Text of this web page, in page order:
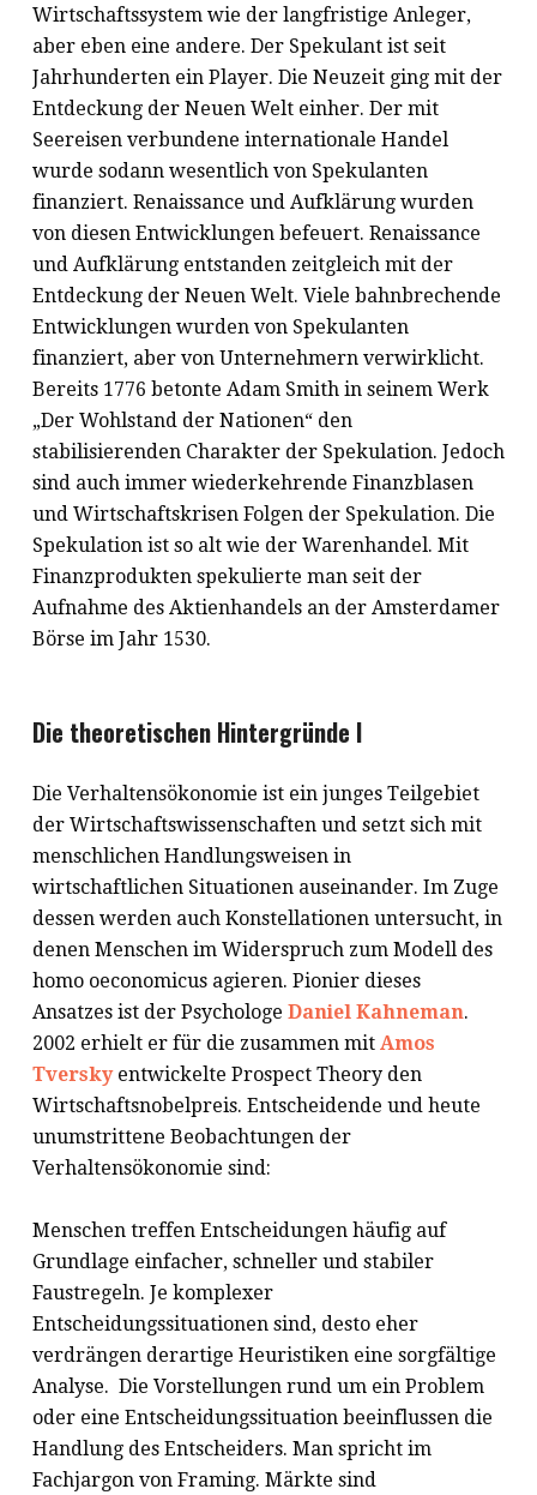
Wirtschaftssystem wie der langfristige Anleger,
aber eben eine andere. Der Spekulant ist seit
Jahrhunderten ein Player. Die Neuzeit ging mit der
Entdeckung der Neuen Welt einher. Der mit
Seereisen verbundene internationale Handel
wurde sodann wesentlich von Spekulanten
finanziert. Renaissance und Aufklärung wurden
von diesen Entwicklungen befeuert. Renaissance
und Aufklärung entstanden zeitgleich mit der
Entdeckung der Neuen Welt. Viele bahnbrechende
Entwicklungen wurden von Spekulanten
finanziert, aber von Unternehmern verwirklicht.
Bereits 1776 betonte Adam Smith in seinem Werk
„Der Wohlstand der Nationen“ den
stabilisierenden Charakter der Spekulation. Jedoch
sind auch immer wiederkehrende Finanzblasen
und Wirtschaftskrisen Folgen der Spekulation. Die
Spekulation ist so alt wie der Warenhandel. Mit
Finanzprodukten spekulierte man seit der
Aufnahme des Aktienhandels an der Amsterdamer
Börse im Jahr 1530.
Die theoretischen Hintergründe I
Die Verhaltensökonomie ist ein junges Teilgebiet
der Wirtschaftswissenschaften und setzt sich mit
menschlichen Handlungsweisen in
wirtschaftlichen Situationen auseinander. Im Zuge
dessen werden auch Konstellationen untersucht, in
denen Menschen im Widerspruch zum Modell des
homo oeconomicus agieren. Pionier dieses
Ansatzes ist der Psychologe Daniel Kahneman.
2002 erhielt er für die zusammen mit Amos
Tverskyentwickelte Prospect Theory den
Wirtschaftsnobelpreis. Entscheidende und heute
unumstrittene Beobachtungen der
Verhaltensökonomie sind:
Menschen treffen Entscheidungen häufig auf
Grundlage einfacher, schneller und stabiler
Faustregeln. Je komplexer
Entscheidungssituationen sind, desto eher
verdrängen derartige Heuristiken eine sorgfältige
Analyse. Die Vorstellungen rund um ein Problem
oder eine Entscheidungssituation beeinflussen die
Handlung des Entscheiders. Man spricht im
Fachjargon von Framing. Märkte sind